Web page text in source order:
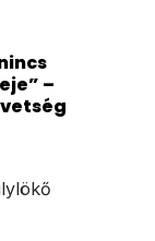
–